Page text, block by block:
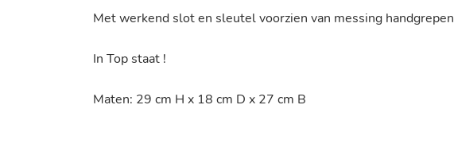
Met werkend slot en sleutel voorzien van messing handgrepen
In Top staat !
Maten: 29 cm H x 18 cm D x 27 cm B